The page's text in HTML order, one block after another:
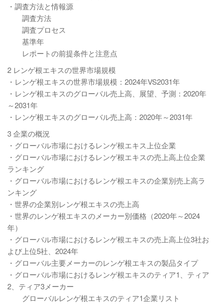
・調査方法と情報源
調査方法
調査プロセス
基準年
レポートの前提条件と注意点
2 レンゲ根エキスの世界市場規模
・レンゲ根エキスの世界市場規模：2024年VS2031年
・レンゲ根エキスのグローバル売上高、展望、予測：2020年
～2031年
・レンゲ根エキスのグローバル売上高：2020年～2031年
3 企業の概況
・グローバル市場におけるレンゲ根エキス上位企業
・グローバル市場におけるレンゲ根エキスの売上高上位企業
ランキング
・グローバル市場におけるレンゲ根エキスの企業別売上高ラ
ンキング
・世界の企業別レンゲ根エキスの売上高
・世界のレンゲ根エキスのメーカー別価格（2020年～2024
年）
・グローバル市場におけるレンゲ根エキスの売上高上位3社お
よび上位5社、2024年
・グローバル主要メーカーのレンゲ根エキスの製品タイプ
・グローバル市場におけるレンゲ根エキスのティア1、ティア
2、ティア3メーカー
グローバルレンゲ根エキスのティア1企業リスト